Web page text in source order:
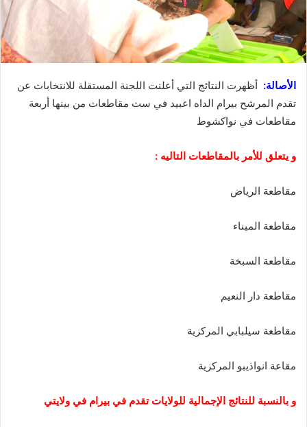
الأصالة: أظهرت النتائج التي أعلنت اللجنة المستقلة للانتخابات عن
تقدم المرشح بيرام الداه اعبيد في ست مقاطعات من بينها أربعة
مقاطعات في نواكشوط
و يتعلق للأمر بالمقاطعات التاليه :
مقاطعة الرياض
مقاطعة الميناء
مقاطعة السبخة
مقاطعة دار النعيم
مقاطعة سيلبابي المركزية
مقاعة انواذيبو المركزية
و بالنسبة للنتائج الإجمالية للولايات تقدم في بيرام في ولايتي